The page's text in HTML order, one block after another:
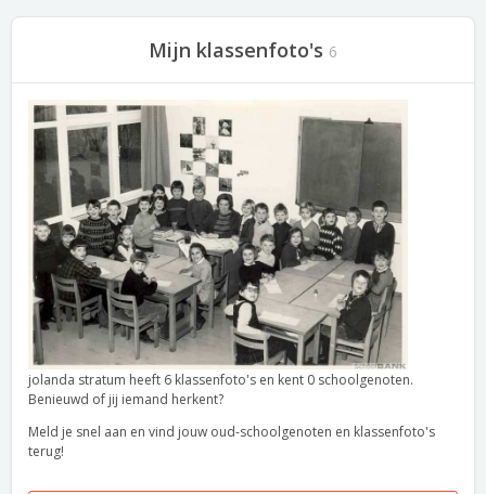
Mijn klassenfoto's 6
jolanda stratum heeft 6 klassenfoto's en kent 0 schoolgenoten.
Benieuwd of jij iemand herkent?
Meld je snel aan en vind jouw oud-schoolgenoten en klassenfoto's
terug!